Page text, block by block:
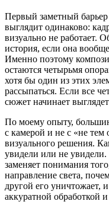
Первый заметный
выглядит одинаково:
визуально не работает.
история, если она
Именно поэтому
остаются четырьмя
хотя бы один из этих
рассыпаться. Если все
сюжет начинает
По моему опыту,
с камерой и не с «не тем
визуального решения.
увидели или не
заменяет понимания
направление света,
другой его уничтожает,
аккуратной обработкой